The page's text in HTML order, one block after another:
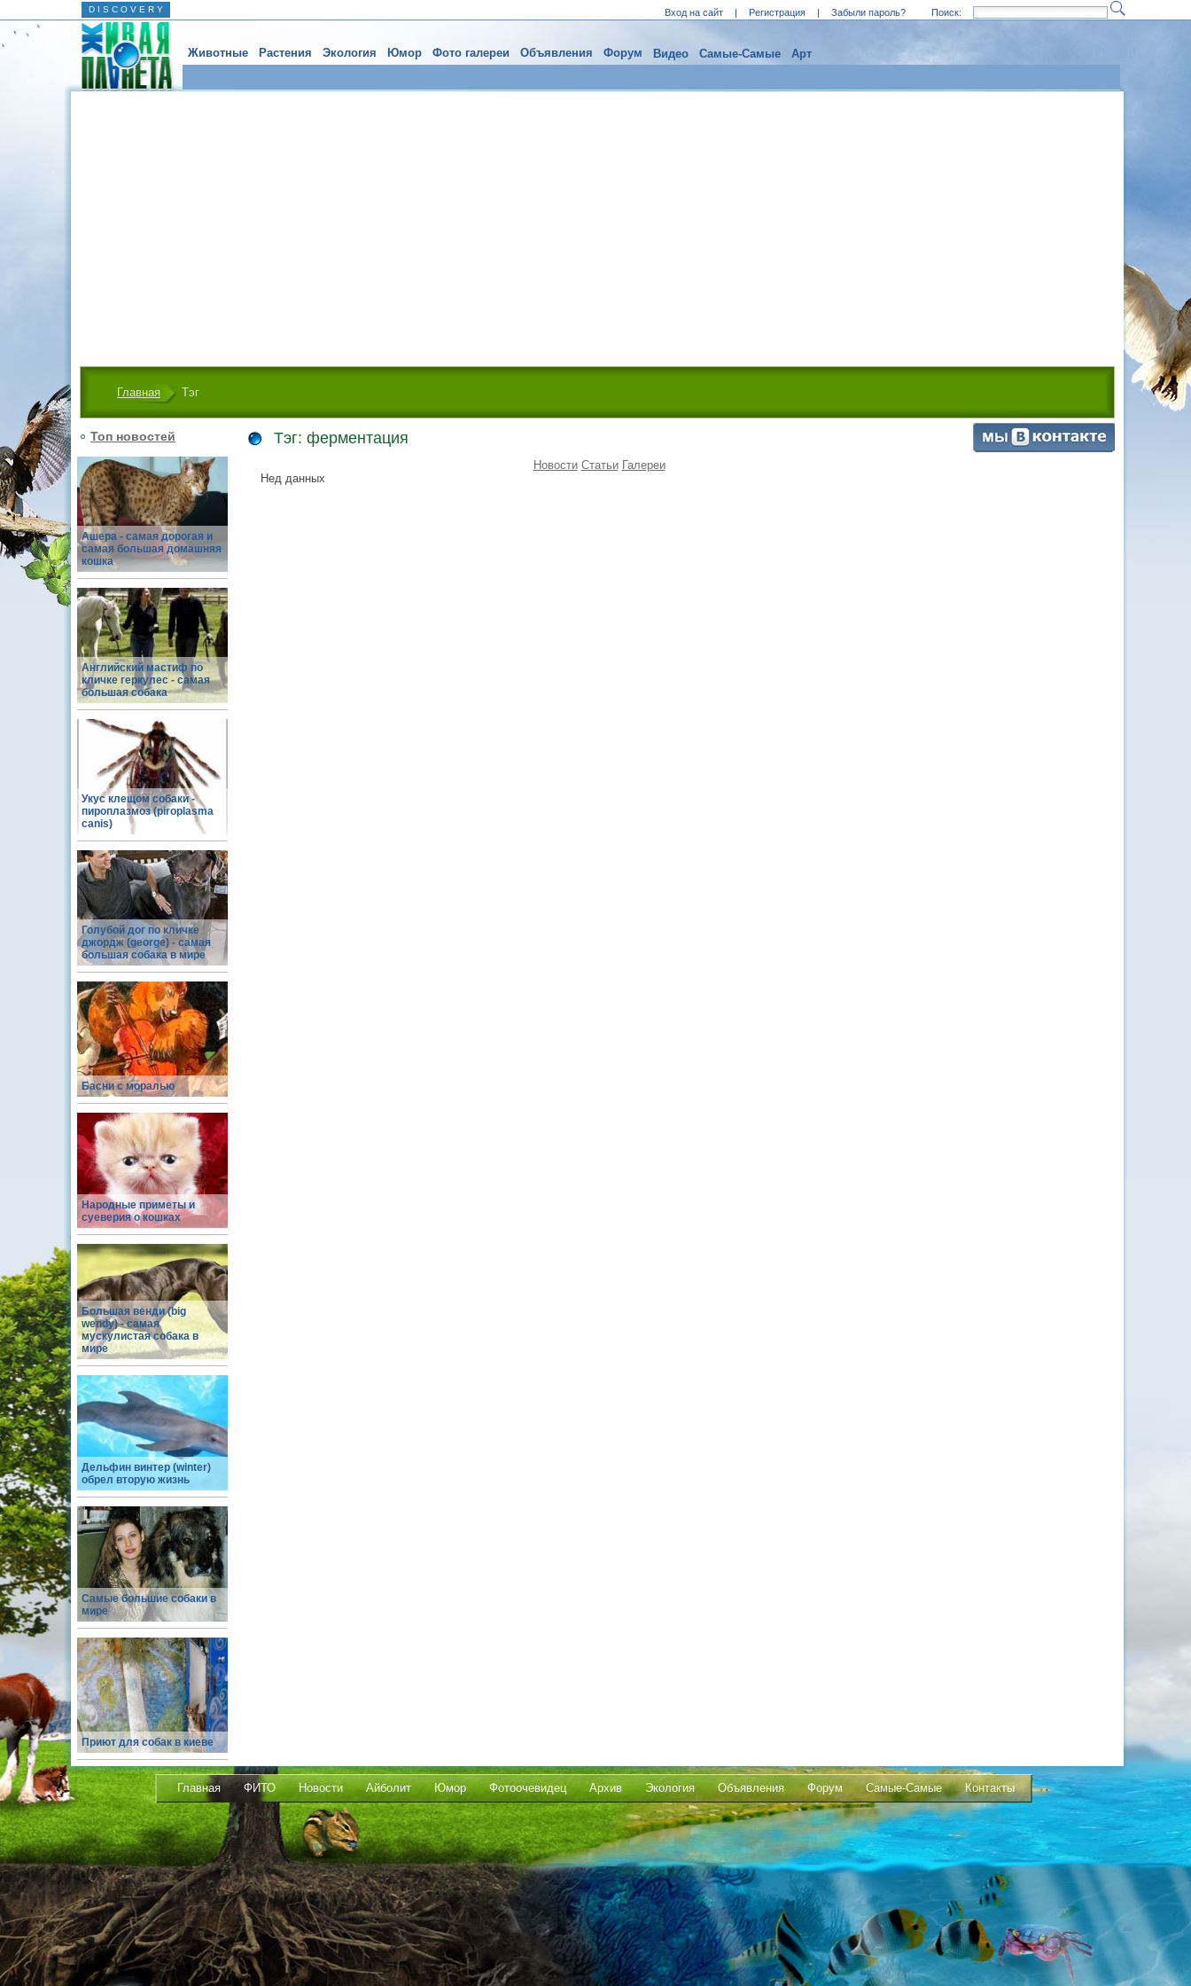
D I S C O V E R Y Вход на сайт | Регистрация | Забыли пароль? Поиск:
Животные Растения Экология Юмор Фото галереи Объявления Форум Видео Самые-Самые Арт
Главная Тэг
Топ новостей
Ашера - самая дорогая и
самая большая домашняя
кошка
Английский мастиф по
кличке геркулес - самая
большая собака
Укус клещом собаки -
пироплазмоз (piroplasma
canis)
Голубой дог по кличке
джордж (george) - самая
большая собака в мире
Басни с моралью
Народные приметы и
суеверия о кошках
Большая венди (big
wendy) - самая
мускулистая собака в
мире
Дельфин винтер (winter)
обрел вторую жизнь
Самые большие собаки в
мире
Приют для собак в киеве
Тэг: ферментация
Новости Статьи Галереи
Нед данных
Главная ФИТО Новости Айболит Юмор Фотоочевидец Архив Экология Объявления Форум Самые-Самые Контакты